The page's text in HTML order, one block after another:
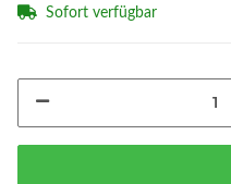
Sofort verfügbar